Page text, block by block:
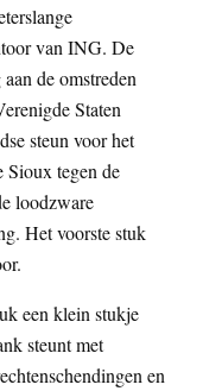
van ING. De
de omstreden
Staten
steun voor het
Sioux tegen de
loodzware
Het voorste stuk
een klein stukje
steunt met
en